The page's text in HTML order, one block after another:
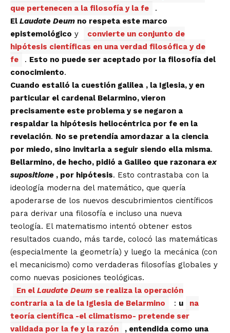
que pertenecen a la filosofía y la fe
.
El Laudate Deum no respeta este marco
epistemológico y
convierte un conjunto de
hipótesis científicas en una verdad filosófica y de
fe
. Esto no puede ser aceptado por la filosofía del
conocimiento.
Cuando estalló la cuestión galilea , la Iglesia, y en
particular el cardenal Belarmino, vieron
precisamente este problema y se negaron a
respaldar la hipótesis heliocéntrica por fe en la
revelación. No se pretendía amordazar a la ciencia
por miedo, sino invitarla a seguir siendo ella misma.
Bellarmino, de hecho, pidió a Galileo que razonara ex
supositione , por hipótesis. Esto contrastaba con la
ideología moderna del matemático, que quería
apoderarse de los nuevos descubrimientos científicos
para derivar una filosofía e incluso una nueva
teología. El matematismo intentó obtener estos
resultados cuando, más tarde, colocó las matemáticas
(especialmente la geometría) y luego la mecánica (con
el mecanicismo) como verdaderas filosofías globales y
como nuevas posiciones teológicas.
En el Laudate Deum se realiza la operación
contraria a la de la Iglesia de Belarmino
: u
na
teoría científica -el climatismo- pretende ser
validada por la fe y la razón
, entendida como una